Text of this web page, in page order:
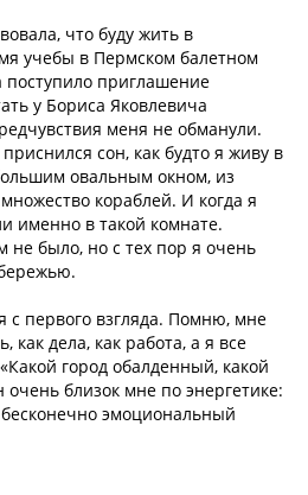
что буду жить в
учебы в Пермском балетном
поступило приглашение
у Бориса Яковлевича
меня не обманули.
сон, как будто я живу в
овальным окном, из
кораблей. И когда я
именно в такой комнате.
не было, но с тех пор я очень
с первого взгляда. Помню, мне
как дела, как работа, а я все
город обалденный, какой
близок мне по энергетике:
эмоциональный